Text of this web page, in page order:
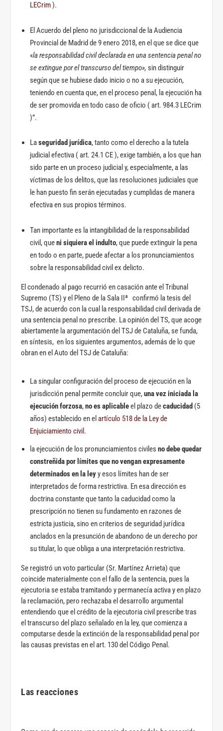
LECrim).
El Acuerdo del pleno no jurisdiccional de la Audiencia
Provincial de Madrid de 9 enero 2018, en el que se dice que
«la responsabilidad civil declarada en una sentencia penal no
se extingue por el transcurso del tiempo», sin distinguir
según que se hubiese dado inicio o no a su ejecución,
teniendo en cuenta que, en el proceso penal, la ejecución ha
de ser promovida en todo caso de oficio ( art. 984.3 LECrim
)”.
Laseguridad jurídica, tanto como el derecho a la tutela
judicial efectiva ( art. 24.1 CE ), exige también, a los que han
sido parte en un proceso judicial y, especialmente, a las
víctimas de los delitos, que las resoluciones judiciales que
le han puesto fin serán ejecutadas y cumplidas de manera
efectiva en sus propios términos.
Tan importante es la intangibilidad de la responsabilidad
civil, queni siquiera el indulto, que puede extinguir la pena
en todo o en parte, puede afectar a los pronunciamientos
sobre la responsabilidad civil ex delicto.
El condenado al pago recurrió en casación ante el Tribunal
Supremo (TS) y el Pleno de la Sala IIª confirmó la tesis del
TSJ, de acuerdo con la cual la responsabilidad civil derivada de
una sentencia penal no prescribe. La opinión del TS, que acoge
abiertamente la argumentación del TSJ de Cataluña, se funda,
en síntesis, en los siguientes argumentos, además de lo que
obran en el Auto del TSJ de Cataluña:
La singular configuración del proceso de ejecución en la
jurisdicción penal permite concluir que,una vez iniciada la
ejecución forzosa,no es aplicableel plazo decaducidad (5
años) establecido en el artículo 518 de la Ley de
Enjuiciamiento civil.
la ejecución de los pronunciamientos civiles no debe quedar
constreñida por límites que no vengan expresamente
determinados en la leyy esos límites han de ser
interpretados de forma restrictiva. En esa dirección es
doctrina constante que tanto la caducidad como la
prescripción no tienen su fundamento en razones de
estricta justicia, sino en criterios de seguridad jurídica
anclados en la presunción de abandono de un derecho por
su titular, lo que obliga a una interpretación restrictiva.
Se registró un voto particular (Sr. Martínez Arrieta) que
coincide materialmente con el fallo de la sentencia, pues la
ejecutoria se estaba tramitando y permanecía activa y en plazo
la reclamación, pero rechazaba el desarrollo argumental
entendiendo que el crédito de la ejecutoria civil prescribe tras
el transcurso del plazo señalado en la ley, que comienza a
computarse desde la extinción de la responsabilidad penal por
las causas previstas en el art. 130 del Código Penal.
Las reacciones